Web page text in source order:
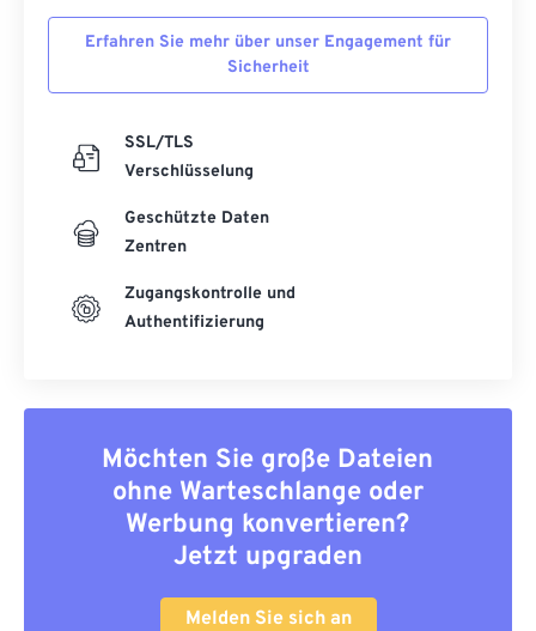
Erfahren Sie mehr über unser Engagement für
Sicherheit
SSL/TLS
Verschlüsselung
Geschützte Daten
Zentren
Zugangskontrolle und
Authentifizierung
Möchten Sie große Dateien
ohne Warteschlange oder
Werbung konvertieren?
Jetzt upgraden
Melden Sie sich an